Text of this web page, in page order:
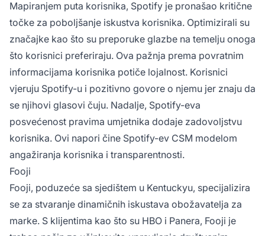
Mapiranjem puta korisnika, Spotify je pronašao kritične
točke za poboljšanje iskustva korisnika. Optimizirali su
značajke kao što su preporuke glazbe na temelju onoga
što korisnici preferiraju. Ova pažnja prema povratnim
informacijama korisnika potiče lojalnost. Korisnici
vjeruju Spotify-u i pozitivno govore o njemu jer znaju da
se njihovi glasovi čuju. Nadalje, Spotify-eva
posvećenost pravima umjetnika dodaje zadovoljstvu
korisnika. Ovi napori čine Spotify-ev CSM modelom
angažiranja korisnika i transparentnosti.
Fooji
Fooji, poduzeće sa sjedištem u Kentuckyu, specijalizira
se za stvaranje dinamičnih iskustava obožavatelja za
marke. S klijentima kao što su HBO i Panera, Fooji je